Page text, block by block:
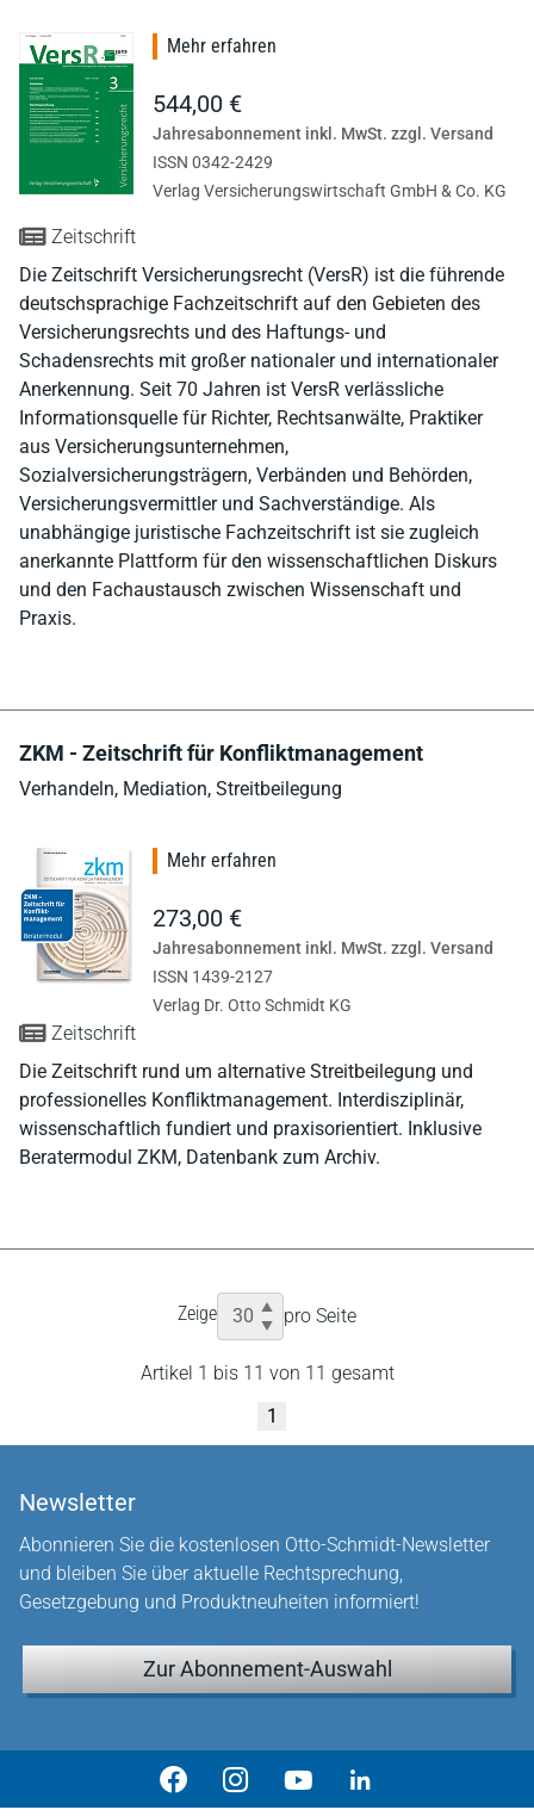
Zeitschrift
Die Zeitschrift Versicherungsrecht (VersR) ist die führende
deutschsprachige Fachzeitschrift auf den Gebieten des
Versicherungsrechts und des Haftungs- und
Schadensrechts mit großer nationaler und internationaler
Anerkennung. Seit 70 Jahren ist VersR verlässliche
Informationsquelle für Richter, Rechtsanwälte, Praktiker
aus Versicherungsunternehmen,
Sozialversicherungsträgern, Verbänden und Behörden,
Versicherungsvermittler und Sachverständige. Als
unabhängige juristische Fachzeitschrift ist sie zugleich
anerkannte Plattform für den wissenschaftlichen Diskurs
und den Fachaustausch zwischen Wissenschaft und
Praxis.
Mehr erfahren
544,00 €
Jahresabonnement inkl. MwSt. zzgl. Versand
ISSN 0342-2429
Verlag Versicherungswirtschaft GmbH & Co. KG
ZKM - Zeitschrift für Konfliktmanagement
Verhandeln, Mediation, Streitbeilegung
Zeitschrift
Die Zeitschrift rund um alternative Streitbeilegung und
professionelles Konfliktmanagement. Interdisziplinär,
wissenschaftlich fundiert und praxisorientiert. Inklusive
Beratermodul ZKM, Datenbank zum Archiv.
Mehr erfahren
273,00 €
Jahresabonnement inkl. MwSt. zzgl. Versand
ISSN 1439-2127
Verlag Dr. Otto Schmidt KG
Zeige pro Seite
Artikel 1 bis 11 von 11 gesamt
1
Newsletter
Abonnieren Sie die kostenlosen Otto-Schmidt-Newsletter
und bleiben Sie über aktuelle Rechtsprechung,
Gesetzgebung und Produktneuheiten informiert!
Zur Abonnement-Auswahl